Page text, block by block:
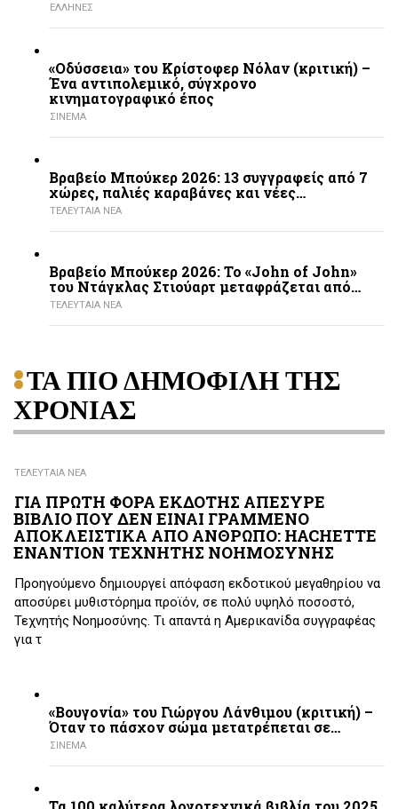
ΕΛΛΗΝΕΣ
«Οδύσσεια» του Κρίστοφερ Νόλαν (κριτική) –
Ένα αντιπολεμικό, σύγχρονο
κινηματογραφικό έπος
ΣΙΝΕΜΑ
Βραβείο Μπούκερ 2026: 13 συγγραφείς από 7
χώρες, παλιές καραβάνες και νέες…
ΤΕΛΕΥΤΑΙΑ ΝΕΑ
Βραβείο Μπούκερ 2026: Το «John of John»
του Ντάγκλας Στιούαρτ μεταφράζεται από…
ΤΕΛΕΥΤΑΙΑ ΝΕΑ
ΤΑ ΠΙΟ ΔΗΜΟΦΙΛΗ ΤΗΣ
ΧΡΟΝΙΑΣ
ΤΕΛΕΥΤΑΙΑ ΝΕΑ
ΓΙΑ ΠΡΩΤΗ ΦΟΡΑ ΕΚΔΟΤΗΣ ΑΠΕΣΥΡΕ
ΒΙΒΛΙΟ ΠΟΥ ΔΕΝ ΕΙΝΑΙ ΓΡΑΜΜΕΝΟ
ΑΠΟΚΛΕΙΣΤΙΚΑ ΑΠΟ ΑΝΘΡΩΠΟ: HACHETTE
ΕΝΑΝΤΙΟΝ ΤΕΧΝΗΤΗΣ ΝΟΗΜΟΣΥΝΗΣ
Προηγούμενο δημιουργεί απόφαση εκδοτικού μεγαθηρίου να
αποσύρει μυθιστόρημα προϊόν, σε πολύ υψηλό ποσοστό,
Τεχνητής Νοημοσύνης. Τι απαντά η Αμερικανίδα συγγραφέας
για τ
«Βουγονία» του Γιώργου Λάνθιμου (κριτική) –
Όταν το πάσχον σώμα μετατρέπεται σε…
ΣΙΝΕΜΑ